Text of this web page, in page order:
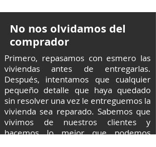
No nos olvidamos del
comprador
Primero, repasamos con esmero las
viviendas antes de entregarlas.
Después, intentamos que cualquier
pequeño detalle que haya quedado
sin resolver una vez le entreguemos la
vivienda sea reparado. Sabemos que
vivimos de nuestros clientes y
hacemos lo mejor que podemos